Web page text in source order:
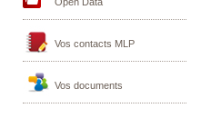
Vos contacts MLP
Vos documents